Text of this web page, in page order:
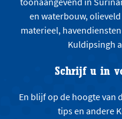
en waterbouw,
materieel,
Kuldipsingh
Schrijf u in
En blijf op de hoogte van
tips en andere